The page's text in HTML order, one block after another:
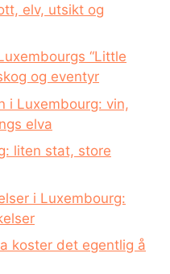
elv, utsikt og
“Little
og eventyr
i Luxembourg: vin,
elva
liten stat, store
i Luxembourg:
koster det egentlig å